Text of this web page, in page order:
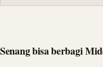
Senang bisa berbagi